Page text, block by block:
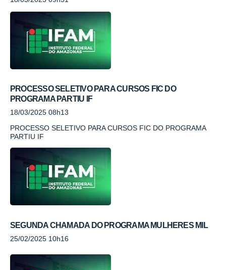
PROCESSO SELETIVO PARA CURSOS FIC DO
PROGRAMA PARTIU IF
18/03/2025 08h13
PROCESSO SELETIVO PARA CURSOS FIC DO PROGRAMA
PARTIU IF
SEGUNDA CHAMADA DO PROGRAMA MULHERES MIL
25/02/2025 10h16